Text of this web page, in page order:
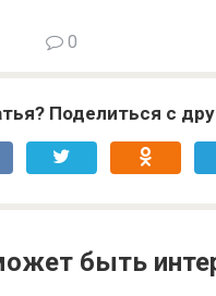
0
Поделиться с
быть